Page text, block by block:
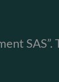
SAS”.